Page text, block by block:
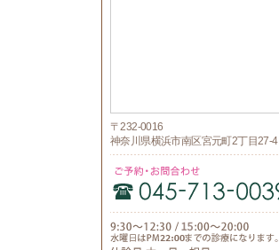
〒232-0016
神奈川県横浜市南区宮元町2丁目27-4